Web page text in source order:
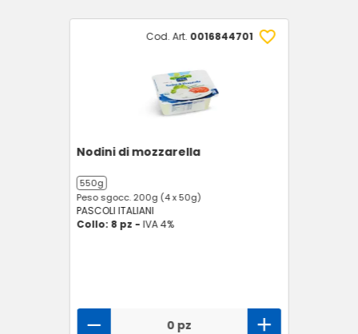
Cod. Art. 0016844701
Nodini di mozzarella
550g
Peso sgocc. 200g (4 x 50g)
PASCOLI ITALIANI
Collo: 8 pz - IVA 4%
0 pz